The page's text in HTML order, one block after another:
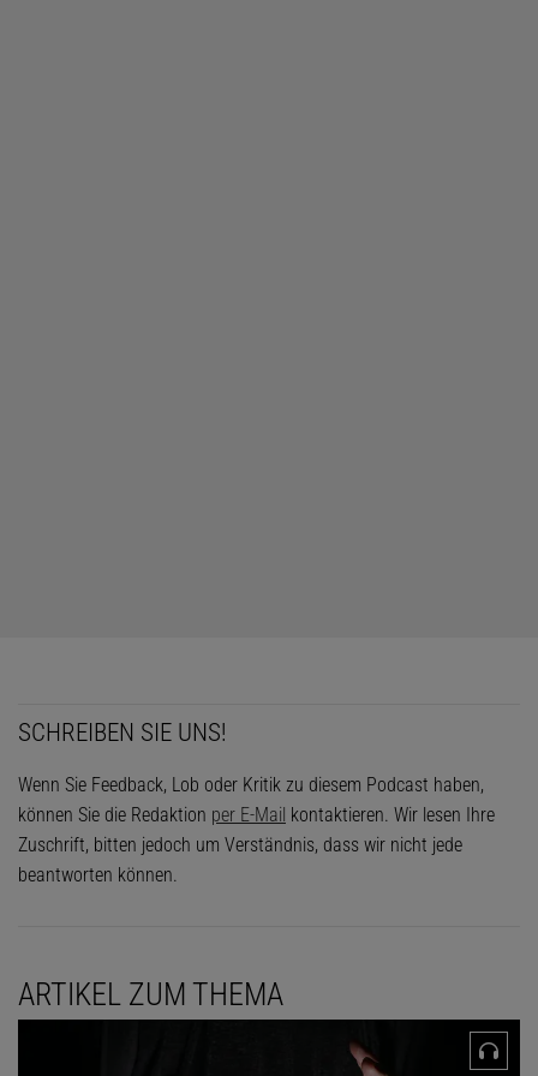
SCHREIBEN SIE UNS!
Wenn Sie Feedback, Lob oder Kritik zu diesem Podcast haben,
können Sie die Redaktion per E-Mail kontaktieren. Wir lesen Ihre
Zuschrift, bitten jedoch um Verständnis, dass wir nicht jede
beantworten können.
ARTIKEL ZUM THEMA